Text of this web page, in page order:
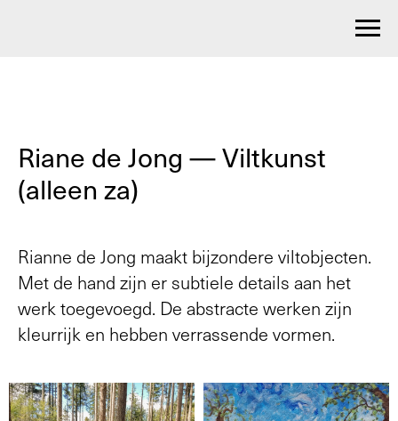
Riane de Jong — Viltkunst
(alleen za)
Rianne de Jong maakt bijzondere viltobjecten.
Met de hand zijn er subtiele details aan het
werk toegevoegd. De abstracte werken zijn
kleurrijk en hebben verrassende vormen.